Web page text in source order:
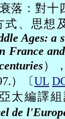
落：對十
式、思想
Ages: a
France
）
）〔UL
太編譯
de